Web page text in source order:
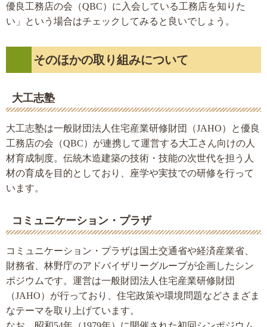
優良工務店の会（QBC）に入会している工務店を知りた
い」という場合はチェックしてみると良いでしょう。
そのほかの取り組みについて
大工志塾
大工志塾は一般財団法人住宅産業研修財団（JAHO）と優良
工務店の会（QBC）が連携して運営する大工さん向けの人
材育成制度。伝統木造建築の技術・技能の次世代を担う人
材の育成を目的としており、座学や実技での研修を行って
います。
コミュニケーション・プラザ
コミュニケーション・プラザは国土交通省や経済産業省、
財務省、林野庁のアドバイザリーグループが企画したシン
ポジウムです。運営は一般財団法人住宅産業研修財団
（JAHO）が行っており、住宅政策や環境問題などさまざま
なテーマを取り上げています。